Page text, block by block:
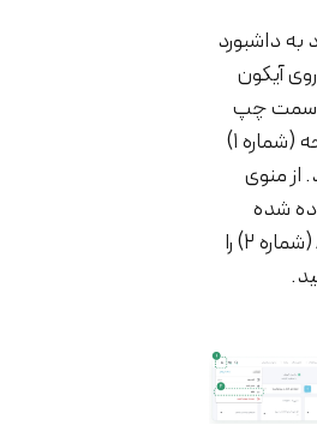
بالای صفحه (شماره ۱)
(شماره ۲) را